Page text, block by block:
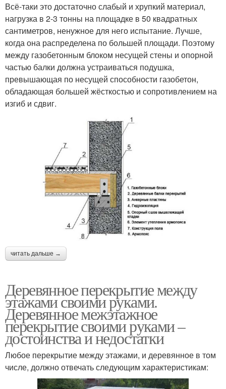
Всё-таки это достаточно слабый и хрупкий материал,
нагрузка в 2-3 тонны на площадке в 50 квадратных
сантиметров, ненужное для него испытание. Лучше,
когда она распределена по большей площади. Поэтому
между газобетонным блоком несущей стены и опорной
частью балки должна устраиваться подушка,
превышающая по несущей способности газобетон,
обладающая большей жёсткостью и сопротивлением на
изгиб и сдвиг.
читать дальше →
Деревянное перекрытие между
этажами своими руками.
Деревянное межэтажное
перекрытие своими руками –
достоинства и недостатки
Любое перекрытие между этажами, и деревянное в том
числе, должно отвечать следующим характеристикам: